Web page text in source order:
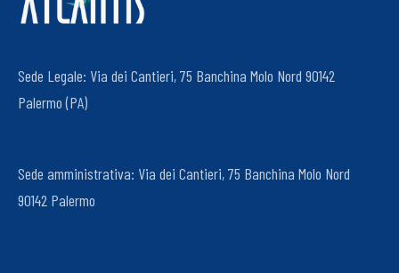
Sede Legale: Via dei Cantieri, 75 Banchina Molo Nord 90142
Palermo (PA)
Sede amministrativa: Via dei Cantieri, 75 Banchina Molo Nord
90142 Palermo